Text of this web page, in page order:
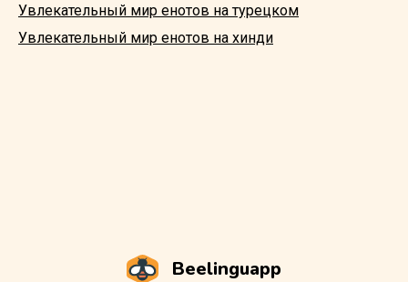
Увлекательный мир енотов на турецком
Увлекательный мир енотов на хинди
Beelinguapp